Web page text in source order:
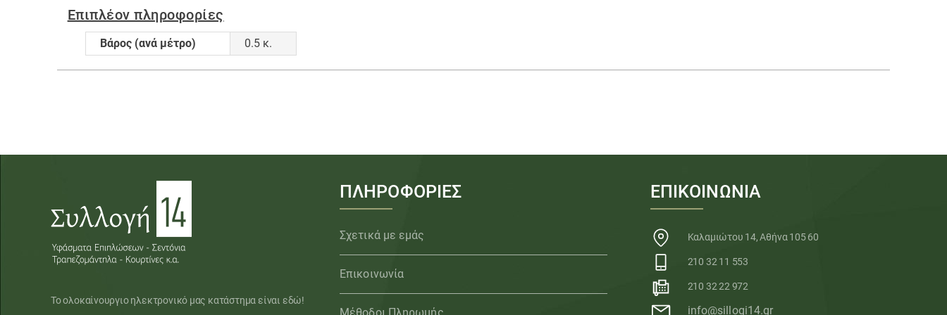
Επιπλέον πληροφορίες
Βάρος (ανά μέτρο) 0.5 κ.
Το ολοκαίνουργιο ηλεκτρονικό μας κατάστημα είναι εδώ!
ΠΛΗΡΟΦΟΡΙΕΣ
Σχετικά με εμάς
Επικοινωνία
ΕΠΙΚΟΙΝΩΝΙΑ
Καλαμιώτου 14, Αθήνα 105 60
210 32 11 553
210 32 22 972
info@sillogi14.gr